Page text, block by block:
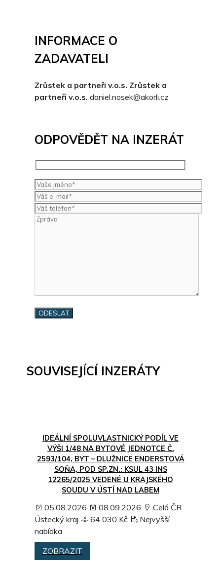
INFORMACE O
ZADAVATELI
Zrůstek a partneři v.o.s. Zrůstek a
partneři v.o.s. daniel.nosek@akorli.cz
ODPOVĚDĚT NA INZERÁT
SOUVISEJÍCÍ INZERÁTY
IDEÁLNÍ SPOLUVLASTNICKÝ PODÍL VE
VÝŠI 1/48 NA BYTOVÉ JEDNOTCE Č.
2593/104, BYT – DLUŽNICE ENDERSTOVÁ
SOŇA, POD SP.ZN.: KSUL 43 INS
12265/2025 VEDENÉ U KRAJSKÉHO
SOUDU V ÚSTÍ NAD LABEM
05.08.2026 08.09.2026
Celá ČR
Ústecký kraj
64 030 Kč
Nejvyšší
nabídka
ZOBRAZIT